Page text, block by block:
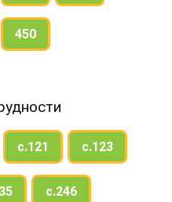
450
с.121 с.123
с.246